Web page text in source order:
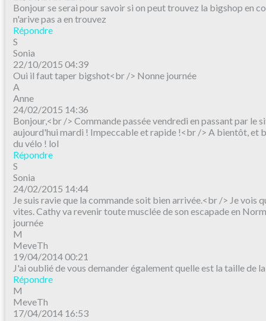
Bonjour se serai pour savoir si on peut trouvez la bigshop en
n'arive pas a en trouvez
Répondre
S
Sonia
22/10/2015 04:39
Oui il faut taper bigshot<br /> Nonne journée
A
Anne
24/02/2015 14:36
Bonjour,<br /> Commande passée vendredi en passant par le
aujourd'hui mardi ! Impeccable et rapide !<br /> A bientôt, et
du vélo ! lol
Répondre
S
Sonia
24/02/2015 14:44
Je suis ravie que la commande soit bien arrivée.<br /> Je vois
vites. Cathy va revenir toute musclée de son escapade en
journée
M
MeveTh
19/04/2014 00:21
J'ai oublié de vous demander également quelle est la taille de
Répondre
M
MeveTh
17/04/2014 16:53